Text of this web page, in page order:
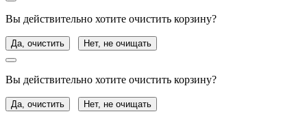
Вы действительно хотите очистить корзину?
Да, очистить Нет, не очищать
Вы действительно хотите очистить корзину?
Да, очистить Нет, не очищать